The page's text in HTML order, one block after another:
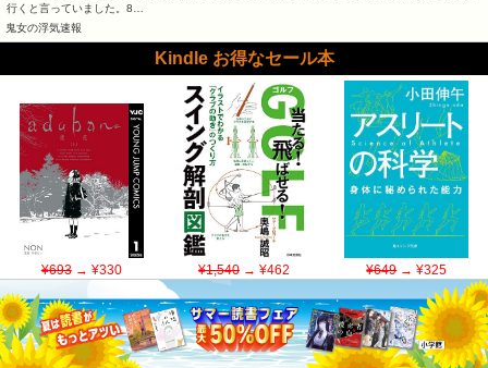
行くと言っていました。8…
鬼女の浮気速報
Kindle お得なセール本
¥693→ ¥330 ¥1,540→ ¥462 ¥649→ ¥325